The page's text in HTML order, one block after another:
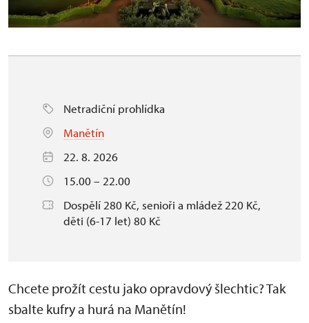
Netradiční prohlídka
Manětín
22. 8. 2026
15.00 – 22.00
Dospělí 280 Kč, senioři a mládež 220 Kč,
děti (6-17 let) 80 Kč
Chcete prožít cestu jako opravdový šlechtic? Tak
sbalte kufry a hurá na Manětín!